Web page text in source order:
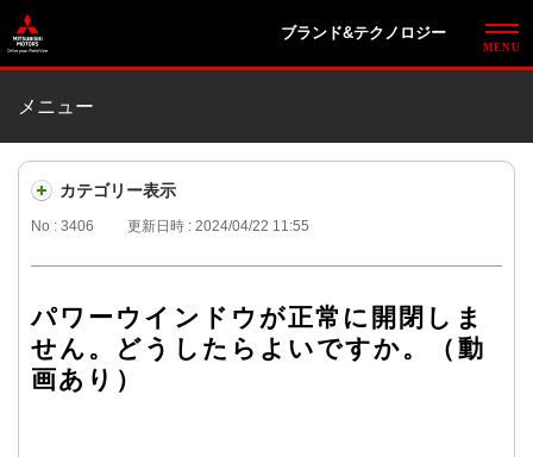
ブランド&テクノロジー
メニュー
カテゴリー表示
No : 3406 更新日時 : 2024/04/22 11:55
パワーウインドウが正常に開閉しま
せん。どうしたらよいですか。（動
画あり）